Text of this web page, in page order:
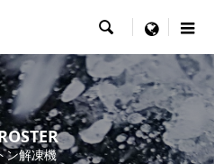
 menu
ン解凍機